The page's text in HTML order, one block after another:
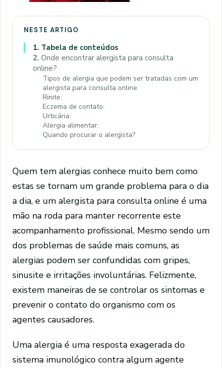
NESTE ARTIGO
1. Tabela de conteúdos
2. Onde encontrar alergista para consulta
online?
Tipos de alergia que podem ser tratadas com um
alergista para consulta online
Rinite:
Eczema de contato:
Urticária:
Alergia alimentar:
Quando procurar o alergista?
Quem tem alergias conhece muito bem como
estas se tornam um grande problema para o dia
a dia, e um alergista para consulta online é uma
mão na roda para manter recorrente este
acompanhamento profissional. Mesmo sendo um
dos problemas de saúde mais comuns, as
alergias podem ser confundidas com gripes,
sinusite e irritações involuntárias. Felizmente,
existem maneiras de se controlar os sintomas e
prevenir o contato do organismo com os
agentes causadores.
Uma alergia é uma resposta exagerada do
sistema imunológico contra algum agente